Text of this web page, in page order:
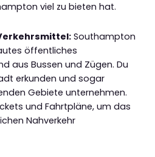
viel zu bieten hat.
Southampton
öffentliches
aus Bussen und Zügen. Du
erkunden und sogar
Gebiete unternehmen.
und Fahrtpläne, um das
Nahverkehr